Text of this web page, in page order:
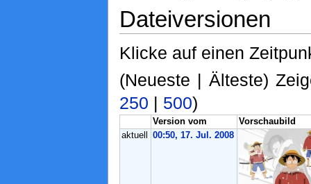
Dateiversionen
Klicke auf einen
(Neueste | Älteste)
250 | 500)
Version vom
Vorschaubild
aktuell
00:50, 17. Jul. 2008